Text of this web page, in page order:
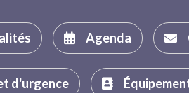
Agenda
d'urgence